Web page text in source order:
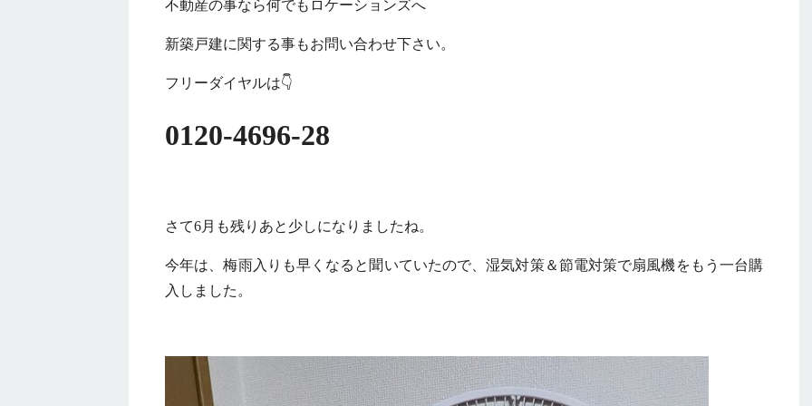
不動産の事なら何でもロケーションズへ
新築戸建に関する事もお問い合わせ下さい。
フリーダイヤルは👇
0120-4696-28
さて6月も残りあと少しになりましたね。
今年は、梅雨入りも早くなると聞いていたので、湿気対策＆節電対策で扇風機をもう一台購
入しました。